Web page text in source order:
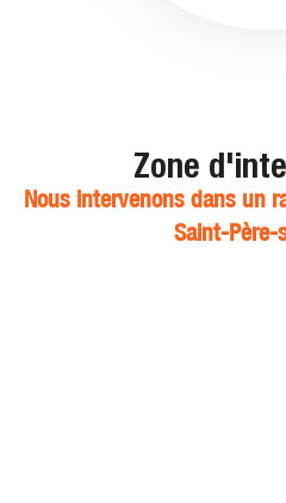
Zone
Nous intervenons dans un
Saint-Père-